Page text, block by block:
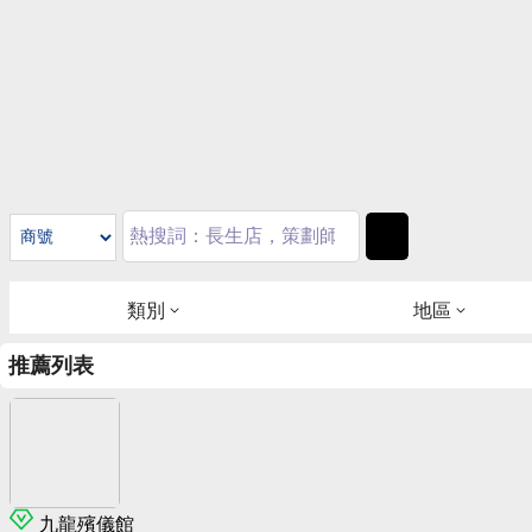
類別 地區
推薦列表
九龍殯儀館